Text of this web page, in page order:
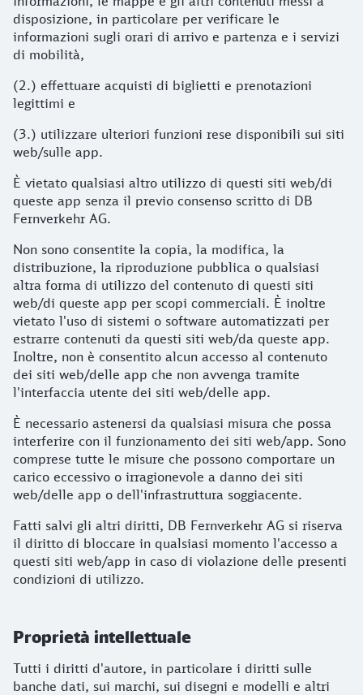
disposizione, in particolare per verificare le
informazioni sugli orari di arrivo e partenza e i servizi
di mobilità,
(2.) effettuare acquisti di biglietti e prenotazioni
legittimi e
(3.) utilizzare ulteriori funzioni rese disponibili sui siti
web/sulle app.
È vietato qualsiasi altro utilizzo di questi siti web/di
queste app senza il previo consenso scritto di DB
Fernverkehr AG.
Non sono consentite la copia, la modifica, la
distribuzione, la riproduzione pubblica o qualsiasi
altra forma di utilizzo del contenuto di questi siti
web/di queste app per scopi commerciali. È inoltre
vietato l'uso di sistemi o software automatizzati per
estrarre contenuti da questi siti web/da queste app.
Inoltre, non è consentito alcun accesso al contenuto
dei siti web/delle app che non avvenga tramite
l'interfaccia utente dei siti web/delle app.
È necessario astenersi da qualsiasi misura che possa
interferire con il funzionamento dei siti web/app. Sono
comprese tutte le misure che possono comportare un
carico eccessivo o irragionevole a danno dei siti
web/delle app o dell'infrastruttura soggiacente.
Fatti salvi gli altri diritti, DB Fernverkehr AG si riserva
il diritto di bloccare in qualsiasi momento l'accesso a
questi siti web/app in caso di violazione delle presenti
condizioni di utilizzo.
Proprietà intellettuale
Tutti i diritti d'autore, in particolare i diritti sulle
banche dati, sui marchi, sui disegni e modelli e altri